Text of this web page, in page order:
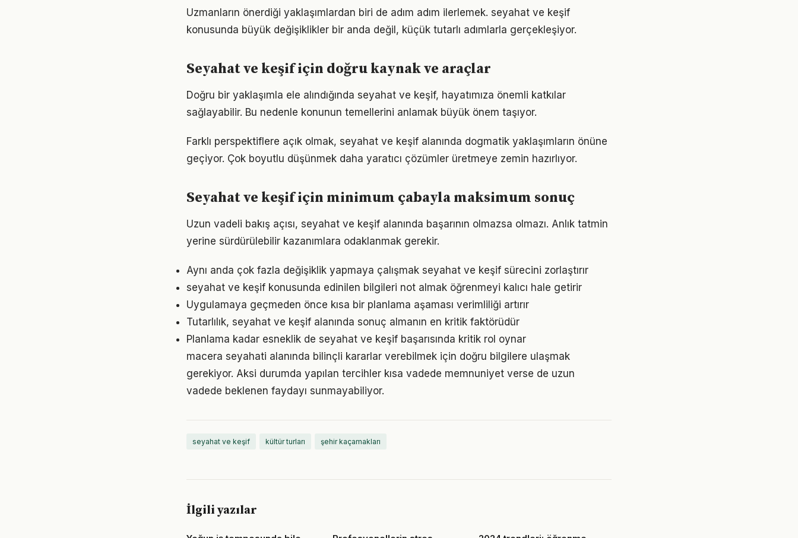
Uzmanların önerdiği yaklaşımlardan biri de adım adım ilerlemek. seyahat ve keşif
konusunda büyük değişiklikler bir anda değil, küçük tutarlı adımlarla gerçekleşiyor.
Seyahat ve keşif için doğru kaynak ve araçlar
Doğru bir yaklaşımla ele alındığında seyahat ve keşif, hayatımıza önemli katkılar
sağlayabilir. Bu nedenle konunun temellerini anlamak büyük önem taşıyor.
Farklı perspektiflere açık olmak, seyahat ve keşif alanında dogmatik yaklaşımların önüne
geçiyor. Çok boyutlu düşünmek daha yaratıcı çözümler üretmeye zemin hazırlıyor.
Seyahat ve keşif için minimum çabayla maksimum sonuç
Uzun vadeli bakış açısı, seyahat ve keşif alanında başarının olmazsa olmazı. Anlık tatmin
yerine sürdürülebilir kazanımlara odaklanmak gerekir.
Aynı anda çok fazla değişiklik yapmaya çalışmak seyahat ve keşif sürecini zorlaştırır
seyahat ve keşif konusunda edinilen bilgileri not almak öğrenmeyi kalıcı hale getirir
Uygulamaya geçmeden önce kısa bir planlama aşaması verimliliği artırır
Tutarlılık, seyahat ve keşif alanında sonuç almanın en kritik faktörüdür
Planlama kadar esneklik de seyahat ve keşif başarısında kritik rol oynar
macera seyahati alanında bilinçli kararlar verebilmek için doğru bilgilere ulaşmak
gerekiyor. Aksi durumda yapılan tercihler kısa vadede memnuniyet verse de uzun
vadede beklenen faydayı sunmayabiliyor.
seyahat ve keşif kültür turları şehir kaçamakları
İlgili yazılar